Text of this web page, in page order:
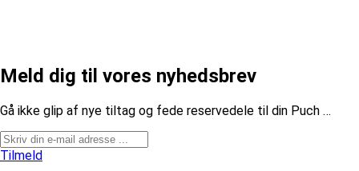
Meld dig til vores nyhedsbrev
​Gå ikke glip af nye tiltag og fede reservedele til din Puch …
Tilmeld